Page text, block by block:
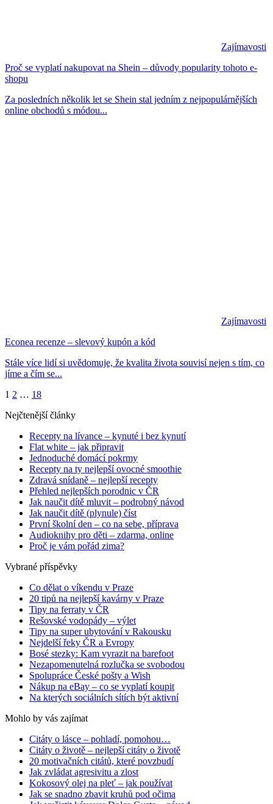
Zajímavosti
Proč se vyplatí nakupovat na Shein – důvody popularity tohoto e-
shopu
Za posledních několik let se Shein stal jedním z nejpopulárnějších
online obchodů s módou...
Zajímavosti
Econea recenze – slevový kupón a kód
Stále více lidí si uvědomuje, že kvalita života souvisí nejen s tím, co
jíme a čím se...
1 2 … 18
Nejčtenější články
Recepty na lívance – kynuté i bez kynutí
Flat white – jak připravit
Jednoduché domácí pokrmy
Recepty na ty nejlepší ovocné smoothie
Zdravá snídaně – nejlepší recepty
Přehled nejlepších porodnic v ČR
Jak naučit dítě mluvit – podrobný návod
Jak naučit dítě (plynule) číst
První školní den – co na sebe, příprava
Audioknihy pro děti – zdarma, online
Proč je vám pořád zima?
Vybrané příspěvky
Co dělat o víkendu v Praze
20 tipů na nejlepší kavárny v Praze
Tipy na ferraty v ČR
Rešovské vodopády – výlet
Tipy na super ubytování v Rakousku
Nejdelší řeky ČR a Evropy
Bosé stezky: Kam vyrazit na barefoot
Nezapomenutelná rozlučka se svobodou
Spolupráce České pošty a Wish
Nákup na eBay – co se vyplatí koupit
Na kterých sociálních sítích být aktivní
Mohlo by vás zajímat
Citáty o lásce – pohladí, pomohou…
Citáty o životě – nejlepší citáty o životě
20 motivačních citátů, které povzbudí
Jak zvládat agresivitu a zlost
Kokosový olej na pleť – jak používat
Jak se snadno zbavit kruhů pod očima